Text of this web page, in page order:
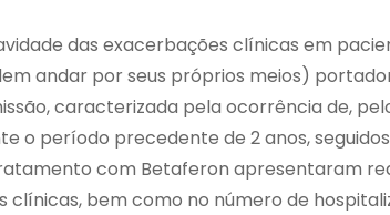
das exacerbações clínicas em
andar por seus próprios meios)
caracterizada pela ocorrência de,
o período precedente de 2 anos,
com Betaferon apresentaram
clínicas, bem como no número de